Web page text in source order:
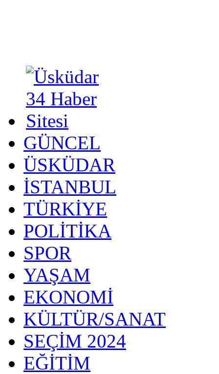
GÜNCEL
ÜSKÜDAR
İSTANBUL
TÜRKİYE
POLİTİKA
SPOR
YAŞAM
EKONOMİ
KÜLTÜR/SANAT
SEÇİM 2024
EĞİTİM